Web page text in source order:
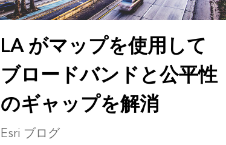
LA がマップを使用して
ブロードバンドと公平性
のギャップを解消
Esri ブログ